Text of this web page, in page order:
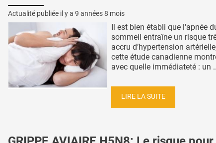
Actualité publiée il y a 9 années 8 mois
Il est bien établi que l'apnée
sommeil entraîne un risque
accru d’hypertension
cette étude canadienne
avec quelle immédiateté : un
LIRE LA SUITE